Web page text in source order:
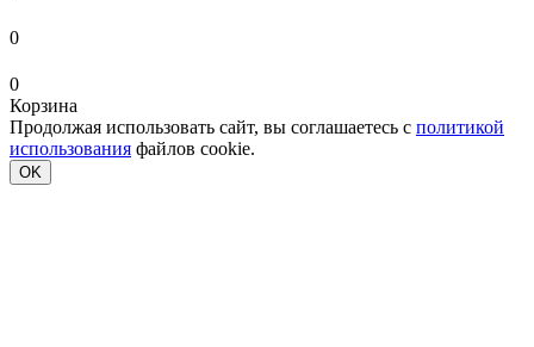
0
0
Корзина
Продолжая использовать сайт, вы соглашаетесь с политикой
использования файлов cookie.
OK